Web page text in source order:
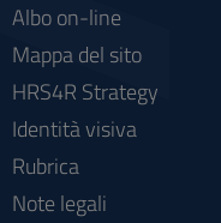
Albo on-line
Mappa del sito
HRS4R Strategy
Identità visiva
Rubrica
Note legali